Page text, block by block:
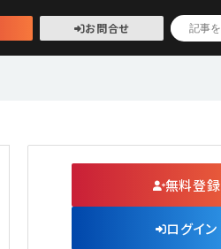
お問合せ
無料登録
ログイン